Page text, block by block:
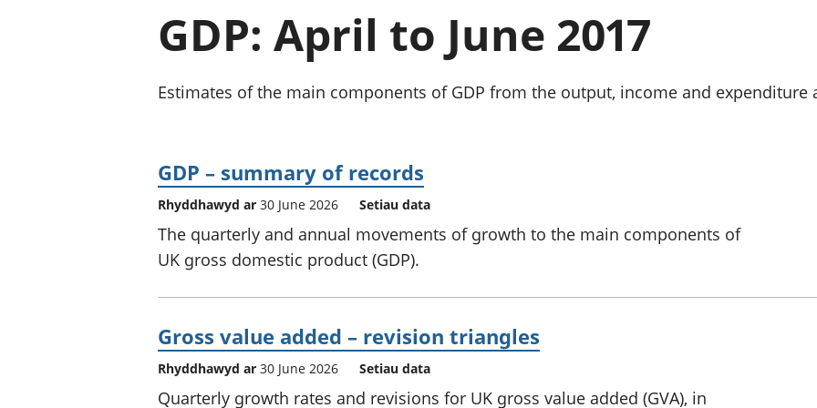
phrisiau
Buddsoddiadau,
pensiynau ac
ymddiriedolaethau
GDP: April to June 2017
Estimates of the main components of GDP from the output, income and expenditure
GDP – summary of records
Rhyddhawyd ar 30 June 2026 Setiau data
The quarterly and annual movements of growth to the main components of
UK gross domestic product (GDP).
Gross value added – revision triangles
Rhyddhawyd ar 30 June 2026 Setiau data
Quarterly growth rates and revisions for UK gross value added (GVA), in